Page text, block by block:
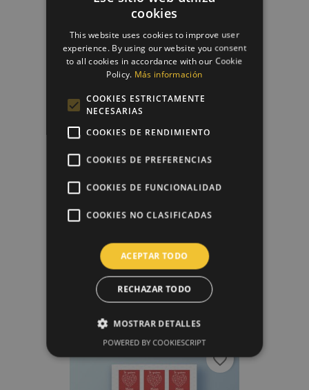
Papel De Azúcar Día De La...
6,50 €
Papel De Azúcar Día De La...
6,50 €
favorite_border
cookies
This website uses cookies to improve user
experience. By using our website you consent
to all cookies in accordance with our Cookie
Policy. Más información
COOKIES ESTRICTAMENTE
NECESARIAS
COOKIES DE RENDIMIENTO
COOKIES DE PREFERENCIAS
COOKIES DE FUNCIONALIDAD
COOKIES NO CLASIFICADAS
ACEPTAR TODO
RECHAZAR TODO
MOSTRAR DETALLES
POWERED BY COOKIESCRIPT